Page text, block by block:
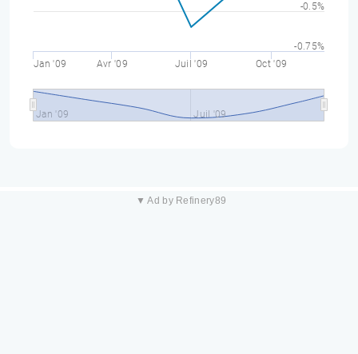
Jan '09 Avr '09 Juil '09 Oct '09
Jan '09 Juil '09
-0.75%
-0.5%
▼ Ad by Refinery89